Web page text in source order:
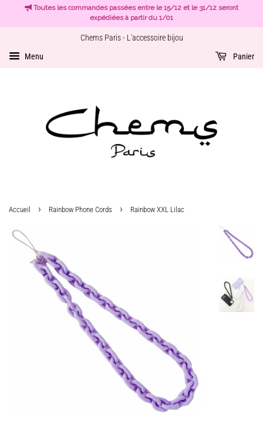
Toutes les commandes passées entre le 15/12 et le 31/12 seront
expédiées à partir du 1/01
Chems Paris - L'accessoire bijou
Menu Panier
Accueil › Rainbow Phone Cords › Rainbow XXL Lilac